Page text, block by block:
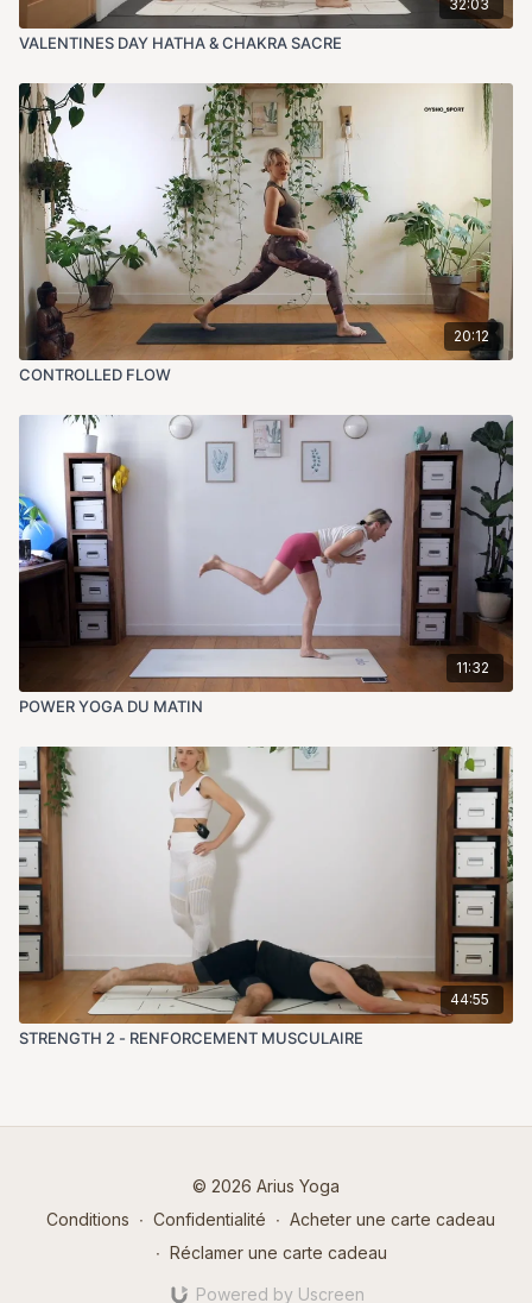
32:03
VALENTINES DAY HATHA & CHAKRA SACRE
20:12
CONTROLLED FLOW
11:32
POWER YOGA DU MATIN
44:55
STRENGTH 2 - RENFORCEMENT MUSCULAIRE
© 2026 Arius Yoga
Conditions ∙ Confidentialité ∙ Acheter une carte cadeau
∙ Réclamer une carte cadeau
Powered by Uscreen